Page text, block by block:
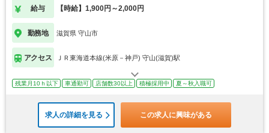
給与 【時給】1,900円～2,000円
勤務地 滋賀県 守山市
アクセス ＪＲ東海道本線(米原－神戸) 守山(滋賀)駅
残業月10ｈ以下 車通勤可 店舗数30以上 積極採用中 夏～秋入職可
求人の詳細を見る この求人に興味がある